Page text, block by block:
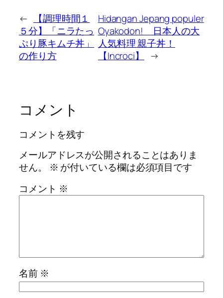
←
【調理時間１
５分】「ニラたっ
ぷり豚キムチ丼」
の作り方
Hidangan Jepang populer
Oyakodon! 日本人の大
人気料理 親子丼！
【Incroci】
→
コメント
コメントを残す
メールアドレスが公開されることはありま
せん。
※ が付いている欄は必須項目です
コメント ※
名前 ※